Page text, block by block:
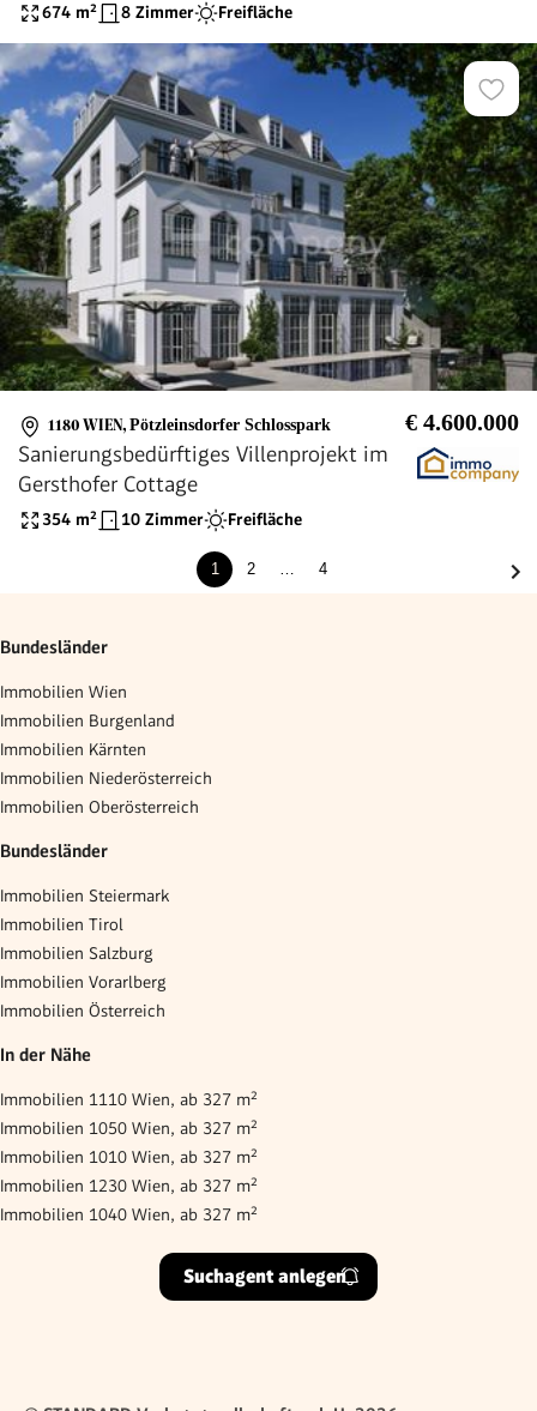
674 m² 8 Zimmer Freifläche
1180 WIEN, Pötzleinsdorfer Schlosspark € 4.600.000
Sanierungsbedürftiges Villenprojekt im
Gersthofer Cottage
354 m² 10 Zimmer Freifläche
1 2 4
Bundesländer
Immobilien Wien
Immobilien Burgenland
Immobilien Kärnten
Immobilien Niederösterreich
Immobilien Oberösterreich
Bundesländer
Immobilien Steiermark
Immobilien Tirol
Immobilien Salzburg
Immobilien Vorarlberg
Immobilien Österreich
In der Nähe
Immobilien 1110 Wien, ab 327 m²
Immobilien 1050 Wien, ab 327 m²
Immobilien 1010 Wien, ab 327 m²
Immobilien 1230 Wien, ab 327 m²
Immobilien 1040 Wien, ab 327 m²
Suchagent anlegen